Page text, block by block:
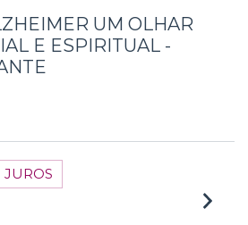
UM OLHAR
E ESPIRITUAL -
JUROS